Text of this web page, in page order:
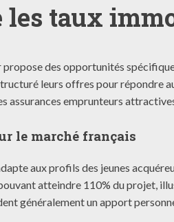
les taux
des opportunités
leurs offres pour répondre
assurances emprunteurs
le marché français
aux profils des jeunes
atteindre 110% du projet,
généralement un apport